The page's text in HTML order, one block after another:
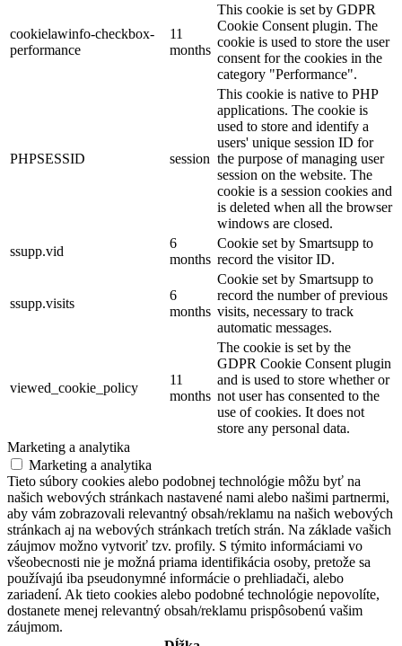
cookielawinfo-checkbox-
performance
11
months
This cookie is set by GDPR
Cookie Consent plugin. The
cookie is used to store the user
consent for the cookies in the
category "Performance".
PHPSESSID session
This cookie is native to PHP
applications. The cookie is
used to store and identify a
users' unique session ID for
the purpose of managing user
session on the website. The
cookie is a session cookies and
is deleted when all the browser
windows are closed.
ssupp.vid
6
months
Cookie set by Smartsupp to
record the visitor ID.
ssupp.visits
6
months
Cookie set by Smartsupp to
record the number of previous
visits, necessary to track
automatic messages.
viewed_cookie_policy
11
months
The cookie is set by the
GDPR Cookie Consent plugin
and is used to store whether or
not user has consented to the
use of cookies. It does not
store any personal data.
Marketing a analytika
Marketing a analytika
Tieto súbory cookies alebo podobnej technológie môžu byť na
našich webových stránkach nastavené nami alebo našimi partnermi,
aby vám zobrazovali relevantný obsah/reklamu na našich webových
stránkach aj na webových stránkach tretích strán. Na základe vašich
záujmov možno vytvoriť tzv. profily. S týmito informáciami vo
všeobecnosti nie je možná priama identifikácia osoby, pretože sa
používajú iba pseudonymné informácie o prehliadači, alebo
zariadení. Ak tieto cookies alebo podobné technológie nepovolíte,
dostanete menej relevantný obsah/reklamu prispôsobenú vašim
záujmom.